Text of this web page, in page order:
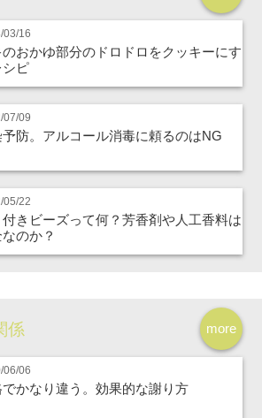
03/16
のおかゆ部分のドロドロをクッキーにす
シピ
07/09
防。アルコール消毒に頼るのはNG
05/22
きビーズって何？芳香剤や人工香料は
のか？
more
係
06/06
かなり違う。効果的な謝り方